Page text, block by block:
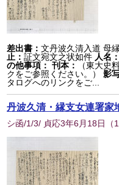
差出書：文丹波久清入道 母
止：証文宛文之状如件 人名
の他事項： 刊本：
（東大史
クをご参照ください。）
影
タログへのリンクをご...
丹波久清・縁支女連署家
シ函/1/3/ 貞応3年6月18日 （